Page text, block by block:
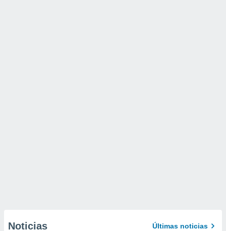
Noticias Últimas noticias